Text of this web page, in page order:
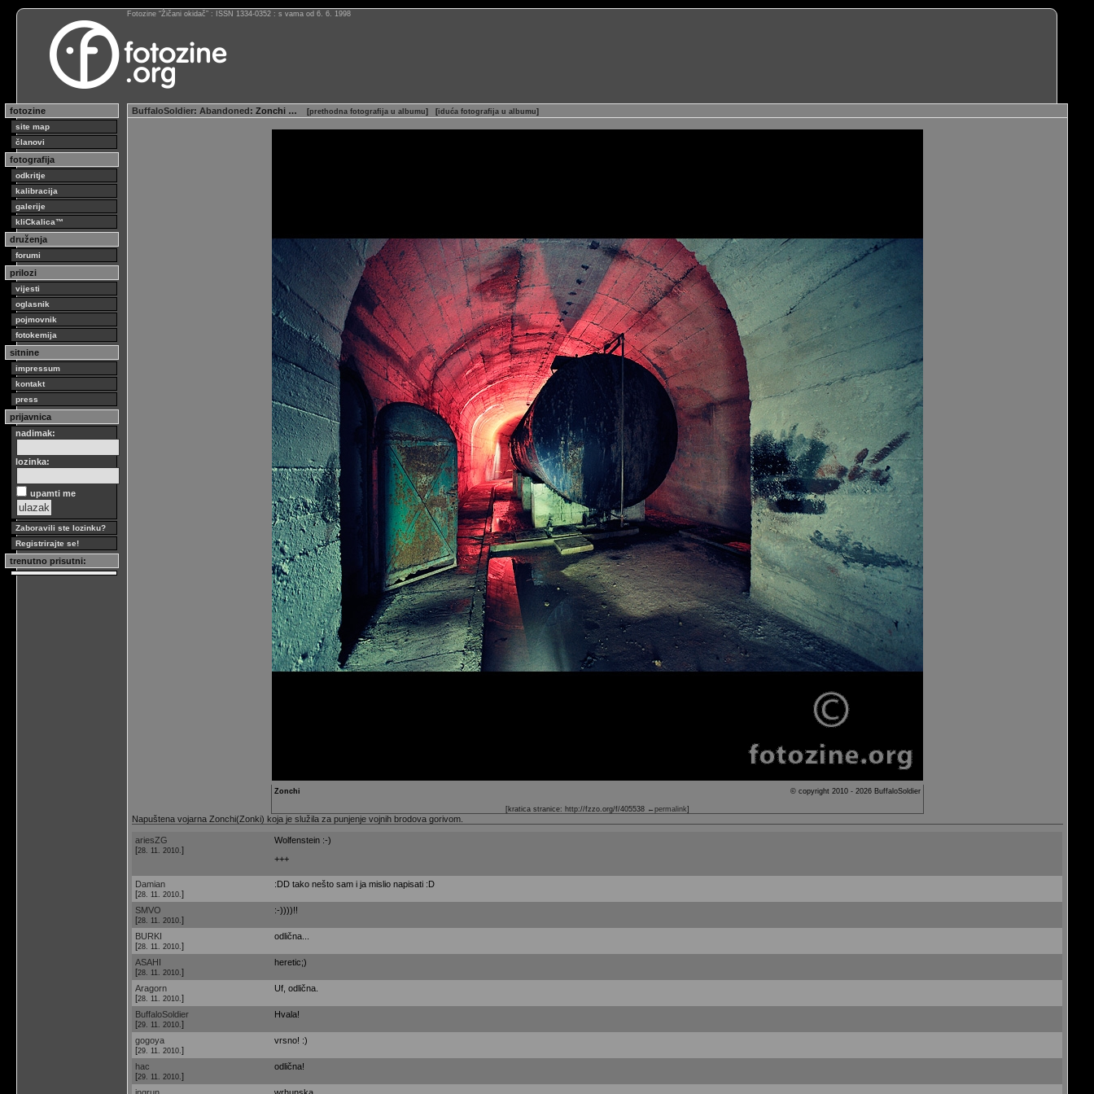
Fotozine “Žičani okidač” : ISSN 1334-0352 : s vama od 6. 6. 1998
fotozine
site map
članovi
fotografija
odkritje
kalibracija
galerije
kliCkalica™
druženja
forumi
prilozi
vijesti
oglasnik
pojmovnik
fotokemija
sitnine
impressum
kontakt
press
prijavnica
nadimak:
lozinka:
upamti me
Zaboravili ste lozinku?
Registrirajte se!
trenutno prisutni:
BuffaloSoldier: Abandoned: Zonchi … [prethodna fotografija u albumu] [iduća fotografija u albumu]
© copyright 2010 - 2026 BuffaloSoldier
Zonchi
[kratica stranice: http://fzzo.org/f/405538 ←permalink]
Napuštena vojarna Zonchi(Zonki) koja je služila za punjenje vojnih brodova gorivom.
ariesZG
[28. 11. 2010. ]
Wolfenstein :-)
+++
Damian
[28. 11. 2010. ]
:DD tako nešto sam i ja mislio napisati :D
SMVO
[28. 11. 2010. ]
:-))))!!
BURKI
[28. 11. 2010. ]
odlična...
ASAHI
[28. 11. 2010. ]
heretic;)
Aragorn
[28. 11. 2010. ]
Uf, odlična.
BuffaloSoldier
[29. 11. 2010. ]
Hvala!
gogoya
[29. 11. 2010. ]
vrsno! :)
hac
[29. 11. 2010. ]
odlična!